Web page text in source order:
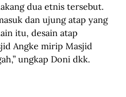
dua etnis tersebut.
dan ujung atap yang
itu, desain atap
Angke mirip Masjid
ungkap Doni dkk.